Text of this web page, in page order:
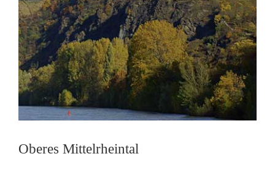
Oberes Mittelrheintal